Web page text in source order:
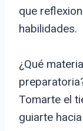
que
habilidades.
¿Qué
Tomarte el
guiarte